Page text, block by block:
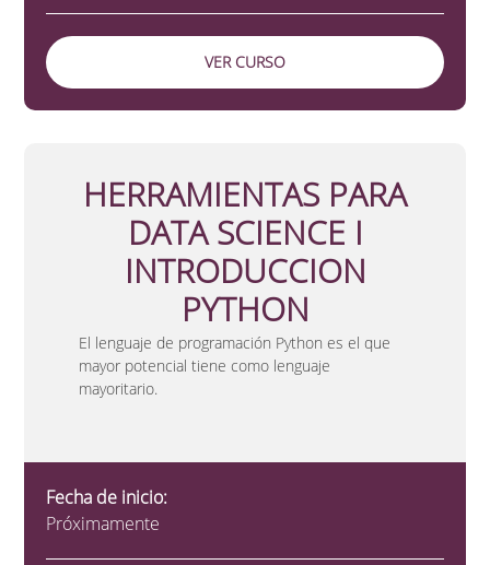
VER CURSO
HERRAMIENTAS PARA
DATA SCIENCE I
INTRODUCCION
PYTHON
El lenguaje de programación Python es el que
mayor potencial tiene como lenguaje
mayoritario.
Fecha de inicio:
Próximamente